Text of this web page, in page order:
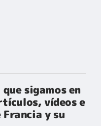
sigamos en
vídeos e
y su